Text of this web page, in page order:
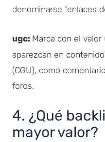
denominarse “enlaces
ugc: Marca con el valor
aparezcan en
(CGU), como
foros.
4. ¿Qué
mayor valor?